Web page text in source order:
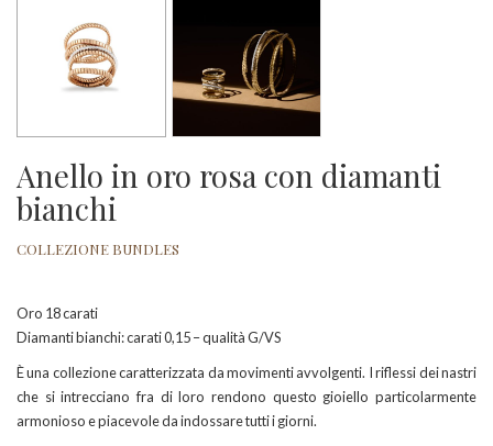
Anello in oro rosa con diamanti
bianchi
COLLEZIONE BUNDLES
Oro 18 carati
Diamanti bianchi: carati 0,15 – qualità G/VS
È una collezione caratterizzata da movimenti avvolgenti. I riflessi dei nastri
che si intrecciano fra di loro rendono questo gioiello particolarmente
armonioso e piacevole da indossare tutti i giorni.